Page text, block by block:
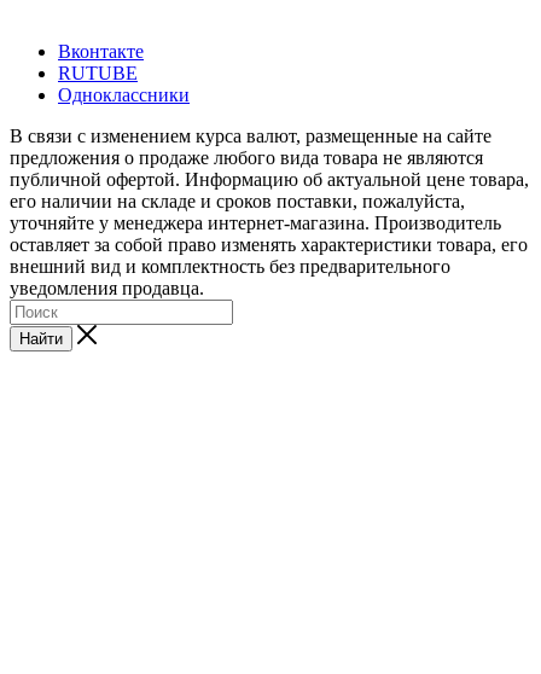
Вконтакте
RUTUBE
Одноклассники
В связи с изменением курса валют, размещенные на сайте
предложения о продаже любого вида товара не являются
публичной офертой. Информацию об актуальной цене товара,
его наличии на складе и сроков поставки, пожалуйста,
уточняйте у менеджера интернет-магазина. Производитель
оставляет за собой право изменять характеристики товара, его
внешний вид и комплектность без предварительного
уведомления продавца.
Найти